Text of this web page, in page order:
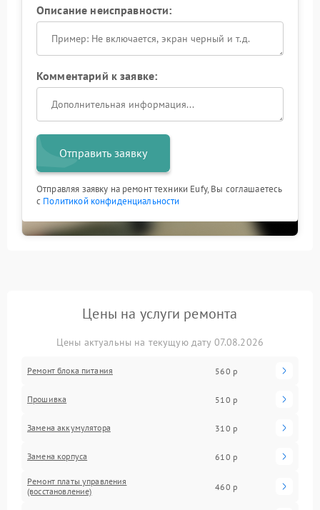
Описание неисправности:
Комментарий к заявке:
Отправить заявку
Отправляя заявку на ремонт техники Eufy, Вы соглашаетесь
с Политикой конфиденциальности
Цены на услуги ремонта
Цены актуальны на текущую дату 07.08.2026
Ремонт блока питания 560 р
Прошивка 510 р
Замена аккумулятора 310 р
Замена корпуса 610 р
Ремонт платы управления
(восстановление)
460 р